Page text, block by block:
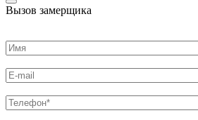
Вызов замерщика